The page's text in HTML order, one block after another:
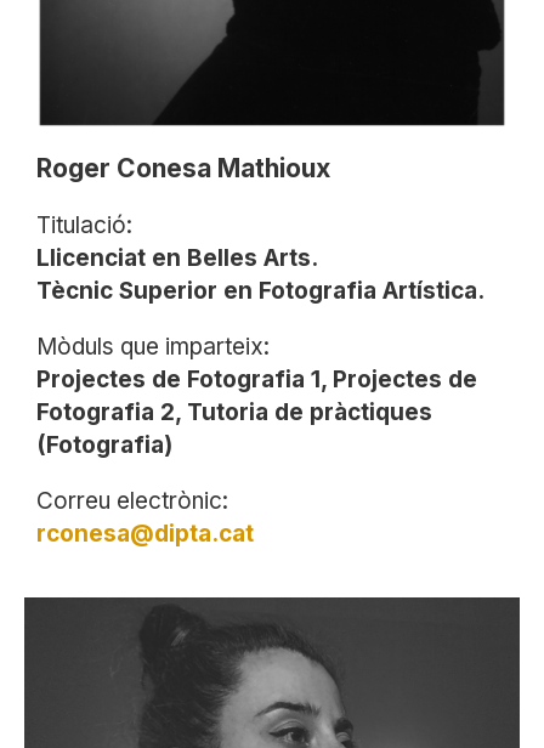
Roger Conesa Mathioux
Titulació:
Llicenciat en Belles Arts.
Tècnic Superior en Fotografia Artística.
Mòduls que imparteix:
Projectes de Fotografia 1, Projectes de
Fotografia 2, Tutoria de pràctiques
(Fotografia)
Correu electrònic:
rconesa@dipta.cat